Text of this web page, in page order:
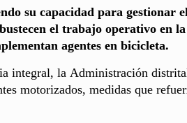
su capacidad para gestionar
el trabajo operativo en
agentes en bicicleta.
integral, la Administración
motorizados, medidas que